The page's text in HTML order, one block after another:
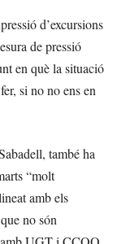
d’excursions
de pressió
en què la situació
si no no ens en
també ha
“molt
amb els
no són